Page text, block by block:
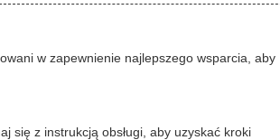
w zapewnienie najlepszego wsparcia, aby
się z instrukcją obsługi, aby uzyskać kroki